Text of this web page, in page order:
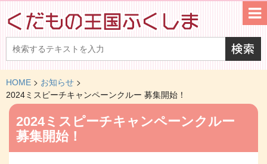
HOME > お知らせ >
2024ミスピーチキャンペーンクルー 募集開始！
2024ミスピーチキャンペーンクルー
募集開始！